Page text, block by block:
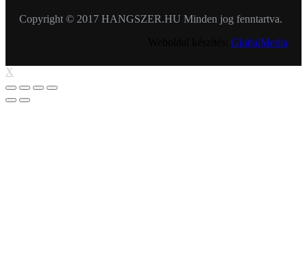
Copyright © 2017 HANGSZER.HU Minden jog fenntartva.
GlobalMedia
X